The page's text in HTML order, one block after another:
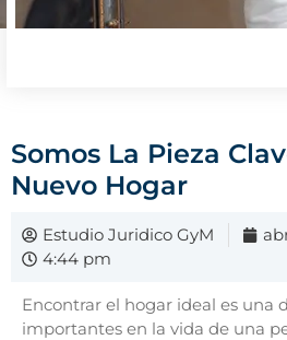
Somos La Pieza
Nuevo Hogar
Estudio Juridico GyM
4:44 pm
Encontrar el hogar ideal es una
importantes en la vida de una